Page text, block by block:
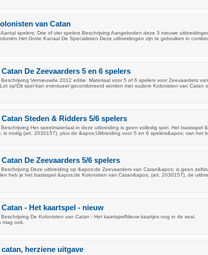
van Catan
spelers: Drie of vier spelers Beschrijving Aangeboden deze 3 nieuwe
Het Grote Kanaal De Specialisten Deze uitbreidingen zijn te gebruiken in
De Zeevaarders 5 en 6 spelers
Vernieuwde 2012 editie. Materiaal voor 5 of 6 spelers voor Zeevaarders van
op!Dit spel kan eventueel gecombineerd worden met oudere Kolonisten van Catan
Steden & Ridders 5/6 spelers
Het speelmateriaal in deze uitbreiding is geen volledig spel. Het basisspel
is nodig (art. 2030157), plus de &apos;Uitbreiding voor 5 en 6 spelers&apos; van het
De Zeevaarders 5/6 spelers
Deze uitbreiding op &apos;de Zeevaarders van Catan&apos; is geen
heb je het basisspel &apos;de Kolonisten van Catan&apos; (art. 2030157), de
- Het kaartspel - nieuw
De Kolonisten van Catan - Het kaartspelNieuw kaartjes nog in de seal.
mag ook.
herziene uitgave